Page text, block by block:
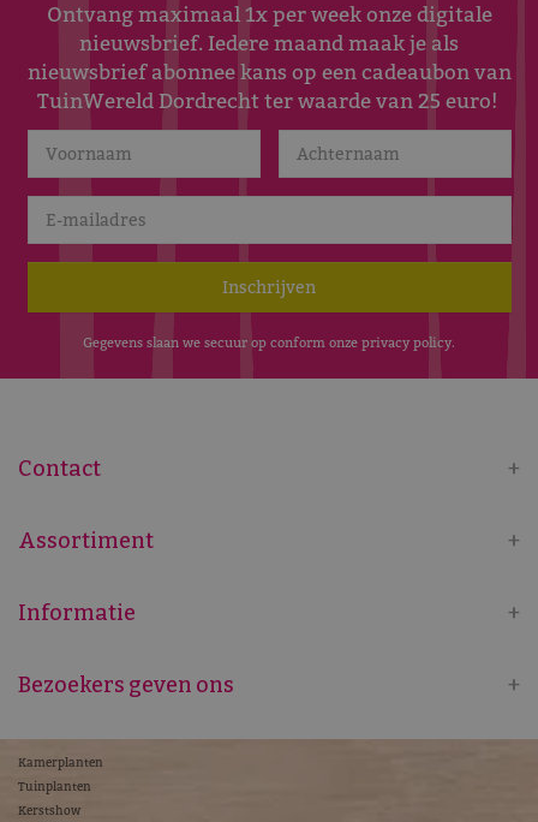
Ontvang maximaal 1x per week onze digitale
nieuwsbrief. Iedere maand maak je als
nieuwsbrief abonnee kans op een cadeaubon van
TuinWereld Dordrecht ter waarde van 25 euro!
Gegevens slaan we secuur op conform onze privacy policy.
Contact
Assortiment
Informatie
Bezoekers geven ons
Kamerplanten
Tuinplanten
Kerstshow